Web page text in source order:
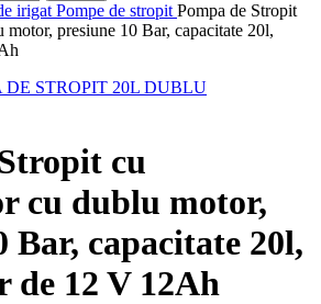
irigat Pompe de stropit Pompa de Stropit
presiune 10 Bar, capacitate 20l,
cu
cu dublu motor,
Bar, capacitate 20l,
de 12 V 12Ah